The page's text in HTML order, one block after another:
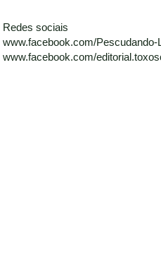
Redes sociais
www.facebook.com/Pescudando-
www.facebook.com/